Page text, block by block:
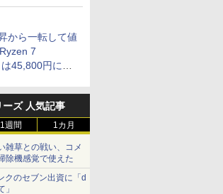
から一転して値
7
45,800円に急
解消 [8月前半の
ズ 人気記事
1週間 1カ月
雑草との戦い、コメ
除機感覚で使えた
クのセブン出資に「d